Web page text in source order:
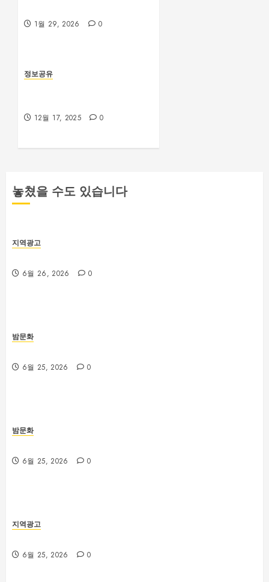
1월 29, 2026 0
정보공유
12월 17, 2025 0
놓쳤을 수도 있습니다
지역광고
6월 26, 2026 0
밤문화
6월 25, 2026 0
밤문화
6월 25, 2026 0
지역광고
6월 25, 2026 0